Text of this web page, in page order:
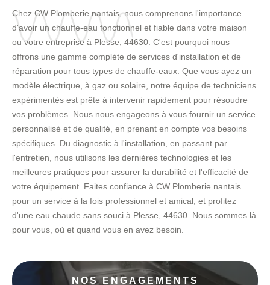
Chez CW Plomberie nantais, nous comprenons l'importance
d'avoir un chauffe-eau fonctionnel et fiable dans votre maison
ou votre entreprise à Plesse, 44630. C'est pourquoi nous
offrons une gamme complète de services d'installation et de
réparation pour tous types de chauffe-eaux. Que vous ayez un
modèle électrique, à gaz ou solaire, notre équipe de techniciens
expérimentés est prête à intervenir rapidement pour résoudre
vos problèmes. Nous nous engageons à vous fournir un service
personnalisé et de qualité, en prenant en compte vos besoins
spécifiques. Du diagnostic à l'installation, en passant par
l'entretien, nous utilisons les dernières technologies et les
meilleures pratiques pour assurer la durabilité et l'efficacité de
votre équipement. Faites confiance à CW Plomberie nantais
pour un service à la fois professionnel et amical, et profitez
d'une eau chaude sans souci à Plesse, 44630. Nous sommes là
pour vous, où et quand vous en avez besoin.
NOS ENGAGEMENTS